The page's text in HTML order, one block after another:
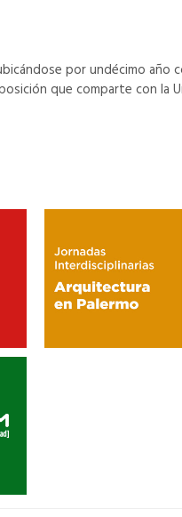
por undécimo año
que comparte con la